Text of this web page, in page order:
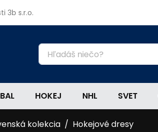
3b s.r.o.
HOKEJ NHL SVET
kolekcia Hokejové dresy